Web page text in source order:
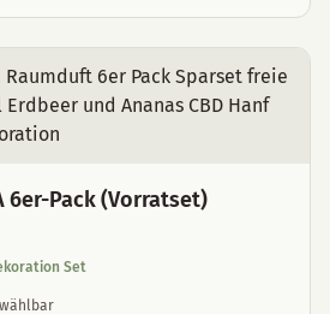
6er-Pack (Vorratset)
Set